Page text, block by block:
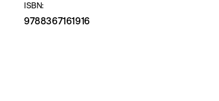
ISBN:
9788367161916